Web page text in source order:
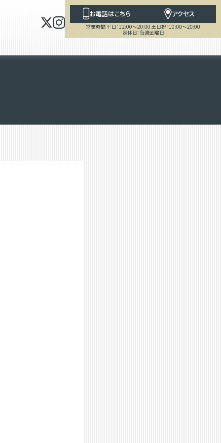
お電話はこちら アクセス
営業時間 平日：12:00～20:00 土日祝：10:00～20:00
定休日：毎週金曜日